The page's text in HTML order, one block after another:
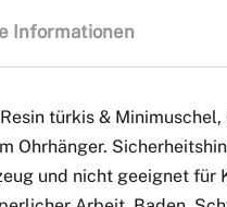
Informationen
türkis &
Ohrhänger.
und nicht geeignet für